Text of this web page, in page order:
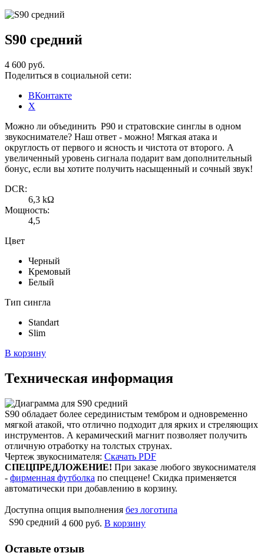
S90 средний
4 600 руб.
Поделиться в социальной сети:
ВКонтакте
X
Можно ли объединить P90 и стратовские синглы в одном
звукоснимателе? Наш ответ - можно! Мягкая атака и
округлость от первого и ясность и чистота от второго. А
увеличенный уровень сигнала подарит вам дополнительный
бонус, если вы хотите получить насыщенный и сочный звук!
DCR:
6,3 kΩ
Мощность:
4,5
Цвет
Черный
Кремовый
Белый
Тип cингла
Standart
Slim
В корзину
Техническая информация
S90 обладает более серединистым тембром и одновременно
мягкой атакой, что отлично подходит для ярких и стреляющих
инструментов. А керамический магнит позволяет получить
отличную отработку на толстых струнах.
Чертеж звукоснимателя: Скачать PDF
СПЕЦПРЕДЛОЖЕНИЕ! При заказе любого звукоснимателя
- фирменная футболка по спеццене! Скидка применяется
автоматически при добавлению в корзину.
Доступна опция выполнения без логотипа
S90 средний 4 600 руб. В корзину
Оставьте отзыв